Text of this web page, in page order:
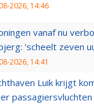
2026, 14:46
vanaf nu
'scheelt zeven
2026, 14:41
Luik krijgt
passagiersvluchten